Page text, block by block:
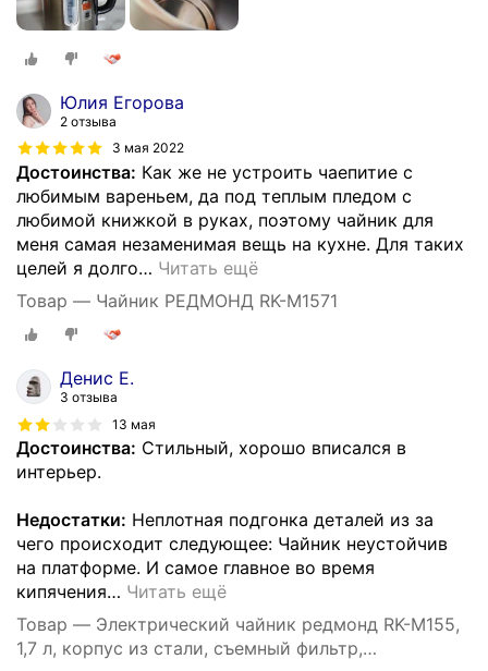
Юлия Егорова
2 отзыва
3 мая 2022
Достоинства: Как же не устроить чаепитие с
любимым вареньем, да под теплым пледом с
любимой книжкой в руках, поэтому чайник для
меня самая незаменимая вещь на кухне. Для таких
целей я долго… Читать ещё
Товар — Чайник РЕДМОНД RK-M1571
Денис Е.
3 отзыва
13 мая
Достоинства: Стильный, хорошо вписался в
интерьер.
Недостатки: Неплотная подгонка деталей из за
чего происходит следующее: Чайник неустойчив
на платформе. И самое главное во время
кипячения… Читать ещё
Товар — Электрический чайник редмонд RK-M155,
1,7 л, корпус из стали, съемный фильтр,